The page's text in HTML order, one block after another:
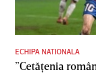
ECHIPA NATIONALA
”Cetăţenia